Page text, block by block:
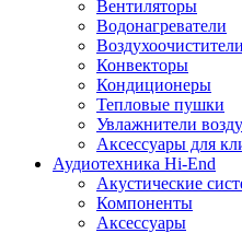
Вентиляторы
Водонагреватели
Воздухоочистители
Конвекторы
Кондиционеры
Тепловые пушки
Увлажнители
Аксессуары для
Аудиотехника Hi-End
Акустические
Компоненты
Аксессуары